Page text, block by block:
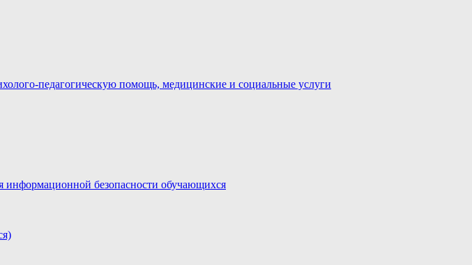
педагогическую помощь, медицинские и социальные услуги
информационной безопасности обучающихся